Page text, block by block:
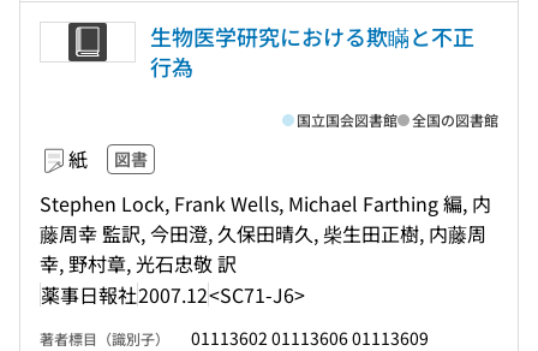
生物医学研究における欺瞞と不正
行為
紙 図書
Stephen Lock, Frank Wells, Michael Farthing 編, 内
藤周幸 監訳, 今田澄, 久保田晴久, 柴生田正樹, 内藤周
幸, 野村章, 光石忠敬 訳
薬事日報社2007.12<SC71-J6>
国立国会図書館 全国の図書館
著者標目（識別子）
01113602 01113606 01113609